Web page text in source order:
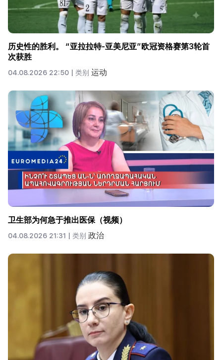
历史性的胜利。 “亚拉拉特-亚美尼亚”欧冠资格赛第3轮首
次获胜
04.08.2026 22:50 | 类别 运动
卫生部为何急于推出医保（视频）
04.08.2026 21:31 | 类别 政治